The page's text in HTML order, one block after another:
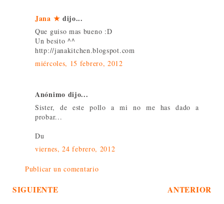
Jana ★ dijo...
Que guiso mas bueno :D
Un besito ^^
http://janakitchen.blogspot.com
miércoles, 15 febrero, 2012
Anónimo dijo...
Sister, de este pollo a mi no me has dado a
probar...
Du
viernes, 24 febrero, 2012
Publicar un comentario
SIGUIENTE ANTERIOR